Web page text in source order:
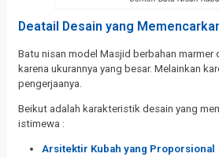
Deatail Desain yang
Batu nisan model Masjid berbahan marmer
karena ukurannya yang besar. Melainkan
pengerjaanya.
Beikut adalah karakteristik desain yang
istimewa :
Arsitektir Kubah yang Proporsional